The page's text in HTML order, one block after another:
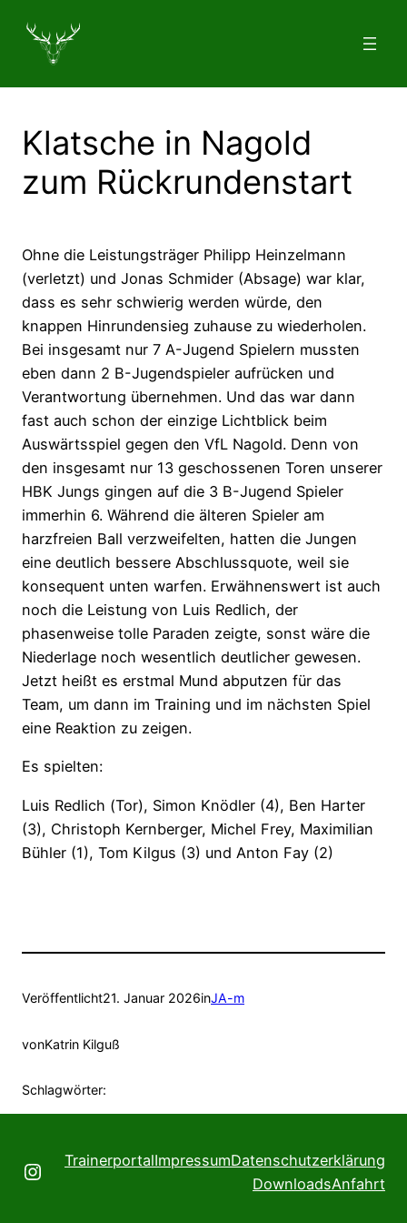
Inhalt
springen
Klatsche in Nagold
zum Rückrundenstart
Ohne die Leistungsträger Philipp Heinzelmann
(verletzt) und Jonas Schmider (Absage) war klar,
dass es sehr schwierig werden würde, den
knappen Hinrundensieg zuhause zu wiederholen.
Bei insgesamt nur 7 A-Jugend Spielern mussten
eben dann 2 B-Jugendspieler aufrücken und
Verantwortung übernehmen. Und das war dann
fast auch schon der einzige Lichtblick beim
Auswärtsspiel gegen den VfL Nagold. Denn von
den insgesamt nur 13 geschossenen Toren unserer
HBK Jungs gingen auf die 3 B-Jugend Spieler
immerhin 6. Während die älteren Spieler am
harzfreien Ball verzweifelten, hatten die Jungen
eine deutlich bessere Abschlussquote, weil sie
konsequent unten warfen. Erwähnenswert ist auch
noch die Leistung von Luis Redlich, der
phasenweise tolle Paraden zeigte, sonst wäre die
Niederlage noch wesentlich deutlicher gewesen.
Jetzt heißt es erstmal Mund abputzen für das
Team, um dann im Training und im nächsten Spiel
eine Reaktion zu zeigen.
Es spielten:
Luis Redlich (Tor), Simon Knödler (4), Ben Harter
(3), Christoph Kernberger, Michel Frey, Maximilian
Bühler (1), Tom Kilgus (3) und Anton Fay (2)
Veröffentlicht21. Januar 2026inJA-m
vonKatrin Kilguß
Schlagwörter:
Instagram
TrainerportalImpressumDatenschutzerklärung
DownloadsAnfahrt